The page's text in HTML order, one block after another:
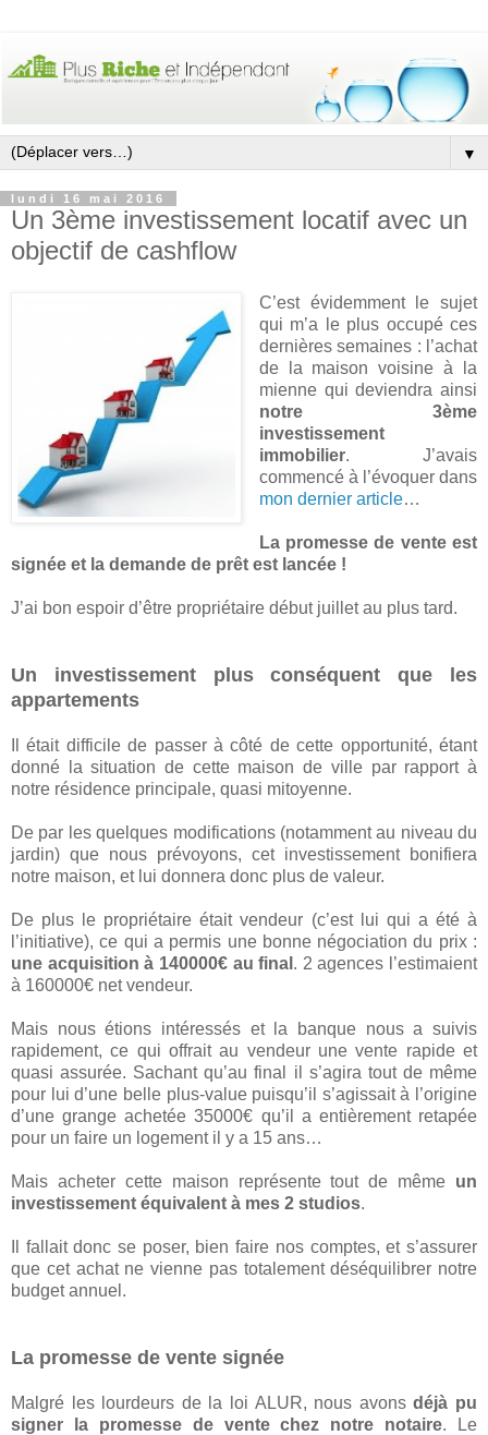
▼
lundi 16 mai 2016
Un 3ème investissement locatif avec un
objectif de cashflow
C’est évidemment le sujet
qui m’a le plus occupé ces
dernières semaines : l’achat
de la maison voisine à la
mienne qui deviendra ainsi
notre 3ème
investissement
immobilier. J’avais
commencé à l’évoquer dans
mon dernier article…
La promesse de vente est
signée et la demande de prêt est lancée !
J’ai bon espoir d’être propriétaire début juillet au plus tard.
Un investissement plus conséquent que les
appartements
Il était difficile de passer à côté de cette opportunité, étant
donné la situation de cette maison de ville par rapport à
notre résidence principale, quasi mitoyenne.
De par les quelques modifications (notamment au niveau du
jardin) que nous prévoyons, cet investissement bonifiera
notre maison, et lui donnera donc plus de valeur.
De plus le propriétaire était vendeur (c’est lui qui a été à
l’initiative), ce qui a permis une bonne négociation du prix :
une acquisition à 140000€ au final . 2 agences l’estimaient
à 160000€ net vendeur.
Mais nous étions intéressés et la banque nous a suivis
rapidement, ce qui offrait au vendeur une vente rapide et
quasi assurée. Sachant qu’au final il s’agira tout de même
pour lui d’une belle plus-value puisqu’il s’agissait à l’origine
d’une grange achetée 35000€ qu’il a entièrement retapée
pour un faire un logement il y a 15 ans…
Mais acheter cette maison représente tout de même un
investissement équivalent à mes 2 studios.
Il fallait donc se poser, bien faire nos comptes, et s’assurer
que cet achat ne vienne pas totalement déséquilibrer notre
budget annuel.
La promesse de vente signée
Malgré les lourdeurs de la loi ALUR, nous avonsdéjà pu
signer la promesse de vente chez notre notaire. Le